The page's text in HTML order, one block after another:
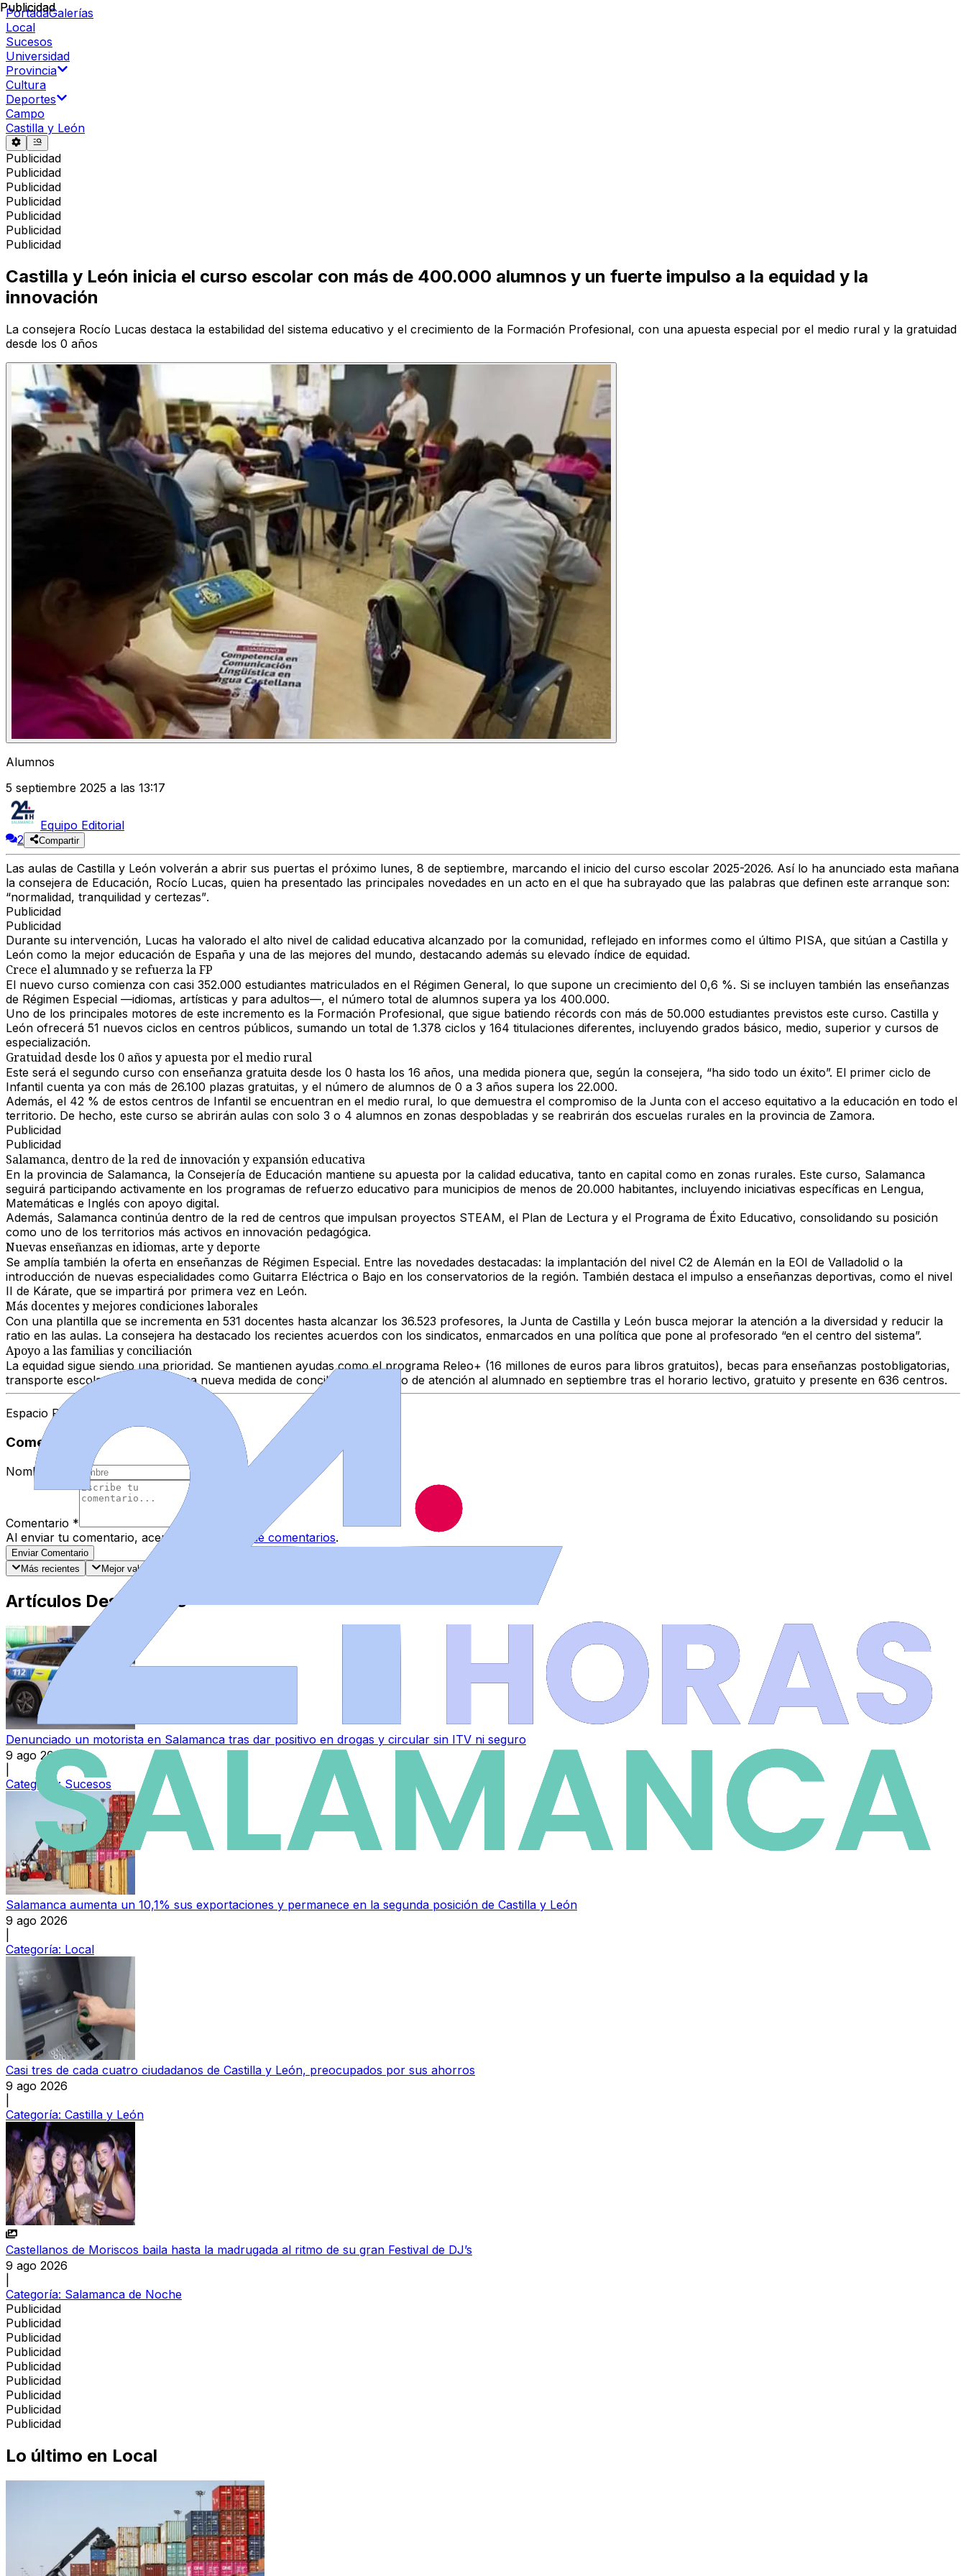
PortadaGalerías
Local
Sucesos
Universidad
Provincia
Cultura
Deportes
Campo
Castilla y León
Publicidad
Publicidad
Publicidad
Publicidad
Publicidad
Publicidad
Publicidad
Publicidad
Castilla y León inicia el curso escolar con más de 400.000 alumnos y un fuerte impulso a la equidad y la
innovación
La consejera Rocío Lucas destaca la estabilidad del sistema educativo y el crecimiento de la Formación Profesional, con una apuesta especial por el medio rural y la gratuidad
desde los 0 años
Alumnos
5 septiembre 2025 a las 13:17
Equipo Editorial
2
Compartir
Las aulas de Castilla y León volverán a abrir sus puertas el próximo lunes, 8 de septiembre, marcando el inicio del curso escolar 2025-2026. Así lo ha anunciado esta mañana
la consejera de Educación, Rocío Lucas, quien ha presentado las principales novedades en un acto en el que ha subrayado que las palabras que definen este arranque son:
“normalidad, tranquilidad y certezas”.
Publicidad
Publicidad
Durante su intervención, Lucas ha valorado el alto nivel de calidad educativa alcanzado por la comunidad, reflejado en informes como el último PISA, que sitúan a Castilla y
León como la mejor educación de España y una de las mejores del mundo, destacando además su elevado índice de equidad.
Crece el alumnado y se refuerza la FP
El nuevo curso comienza con casi 352.000 estudiantes matriculados en el Régimen General, lo que supone un crecimiento del 0,6 %. Si se incluyen también las enseñanzas
de Régimen Especial —idiomas, artísticas y para adultos—, el número total de alumnos supera ya los 400.000.
Uno de los principales motores de este incremento es la Formación Profesional, que sigue batiendo récords con más de 50.000 estudiantes previstos este curso. Castilla y
León ofrecerá 51 nuevos ciclos en centros públicos, sumando un total de 1.378 ciclos y 164 titulaciones diferentes, incluyendo grados básico, medio, superior y cursos de
especialización.
Gratuidad desde los 0 años y apuesta por el medio rural
Este será el segundo curso con enseñanza gratuita desde los 0 hasta los 16 años, una medida pionera que, según la consejera, “ha sido todo un éxito”. El primer ciclo de
Infantil cuenta ya con más de 26.100 plazas gratuitas, y el número de alumnos de 0 a 3 años supera los 22.000.
Además, el 42 % de estos centros de Infantil se encuentran en el medio rural, lo que demuestra el compromiso de la Junta con el acceso equitativo a la educación en todo el
territorio. De hecho, este curso se abrirán aulas con solo 3 o 4 alumnos en zonas despobladas y se reabrirán dos escuelas rurales en la provincia de Zamora.
Publicidad
Publicidad
Salamanca, dentro de la red de innovación y expansión educativa
En la provincia de Salamanca, la Consejería de Educación mantiene su apuesta por la calidad educativa, tanto en capital como en zonas rurales. Este curso, Salamanca
seguirá participando activamente en los programas de refuerzo educativo para municipios de menos de 20.000 habitantes, incluyendo iniciativas específicas en Lengua,
Matemáticas e Inglés con apoyo digital.
Además, Salamanca continúa dentro de la red de centros que impulsan proyectos STEAM, el Plan de Lectura y el Programa de Éxito Educativo, consolidando su posición
como uno de los territorios más activos en innovación pedagógica.
Nuevas enseñanzas en idiomas, arte y deporte
Se amplía también la oferta en enseñanzas de Régimen Especial. Entre las novedades destacadas: la implantación del nivel C2 de Alemán en la EOI de Valladolid o la
introducción de nuevas especialidades como Guitarra Eléctrica o Bajo en los conservatorios de la región. También destaca el impulso a enseñanzas deportivas, como el nivel
II de Kárate, que se impartirá por primera vez en León.
Más docentes y mejores condiciones laborales
Con una plantilla que se incrementa en 531 docentes hasta alcanzar los 36.523 profesores, la Junta de Castilla y León busca mejorar la atención a la diversidad y reducir la
ratio en las aulas. La consejera ha destacado los recientes acuerdos con los sindicatos, enmarcados en una política que pone al profesorado “en el centro del sistema”.
Apoyo a las familias y conciliación
La equidad sigue siendo una prioridad. Se mantienen ayudas como el programa Releo+ (16 millones de euros para libros gratuitos), becas para enseñanzas postobligatorias,
transporte escolar, comedor y una nueva medida de conciliación:
servicio de atención al alumnado en septiembre tras el horario lectivo, gratuito y presente en 636 centros.
Espacio Patrocinado
Comentarios
Nombre
Comentario *
Al enviar tu comentario, aceptas las
normas de comentarios.
Enviar Comentario
Más recientes
Mejor valorados
Artículos Destacados
Denunciado un motorista en Salamanca tras dar positivo en drogas y circular sin ITV ni seguro
9 ago 2026
Categoría:Sucesos
Salamanca aumenta un 10,1% sus exportaciones y permanece en la segunda posición de Castilla y León
9 ago 2026
Categoría: Local
Casi tres de cada cuatro ciudadanos de Castilla y León, preocupados por sus ahorros
9 ago 2026
Categoría: Castilla y León
Castellanos de Moriscos baila hasta la madrugada al ritmo de su gran Festival de DJ’s
9 ago 2026
Categoría: Salamanca de Noche
Publicidad
Publicidad
Publicidad
Publicidad
Publicidad
Publicidad
Publicidad
Publicidad
Publicidad
Lo último en Local
Publicidad